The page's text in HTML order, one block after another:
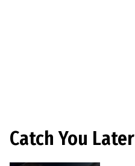
Catch You Later